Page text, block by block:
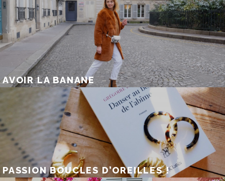
AVOIR LA BANANE
PASSION BOUCLES D’OREILLES !